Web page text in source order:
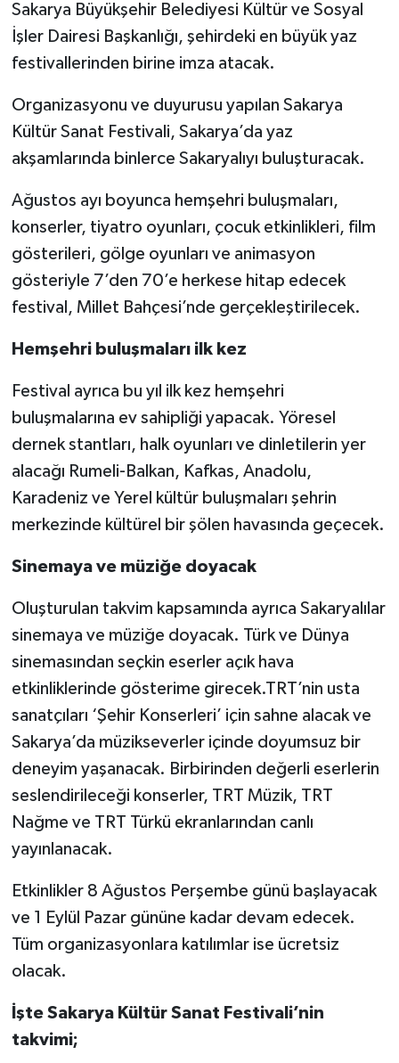
Sakarya Büyükşehir Belediyesi Kültür ve Sosyal
İşler Dairesi Başkanlığı, şehirdeki en büyük yaz
festivallerinden birine imza atacak.
Organizasyonu ve duyurusu yapılan Sakarya
Kültür Sanat Festivali, Sakarya’da yaz
akşamlarında binlerce Sakaryalıyı buluşturacak.
Ağustos ayı boyunca hemşehri buluşmaları,
konserler, tiyatro oyunları, çocuk etkinlikleri, film
gösterileri, gölge oyunları ve animasyon
gösteriyle 7’den 70’e herkese hitap edecek
festival, Millet Bahçesi’nde gerçekleştirilecek.
Hemşehri buluşmaları ilk kez
Festival ayrıca bu yıl ilk kez hemşehri
buluşmalarına ev sahipliği yapacak. Yöresel
dernek stantları, halk oyunları ve dinletilerin yer
alacağı Rumeli-Balkan, Kafkas, Anadolu,
Karadeniz ve Yerel kültür buluşmaları şehrin
merkezinde kültürel bir şölen havasında geçecek.
Sinemaya ve müziğe doyacak
Oluşturulan takvim kapsamında ayrıca Sakaryalılar
sinemaya ve müziğe doyacak. Türk ve Dünya
sinemasından seçkin eserler açık hava
etkinliklerinde gösterime girecek.TRT’nin usta
sanatçıları ‘Şehir Konserleri’ için sahne alacak ve
Sakarya’da müzikseverler içinde doyumsuz bir
deneyim yaşanacak. Birbirinden değerli eserlerin
seslendirileceği konserler, TRT Müzik, TRT
Nağme ve TRT Türkü ekranlarından canlı
yayınlanacak.
Etkinlikler 8 Ağustos Perşembe günü başlayacak
ve 1 Eylül Pazar gününe kadar devam edecek.
Tüm organizasyonlara katılımlar ise ücretsiz
olacak.
İşte Sakarya Kültür Sanat Festivali’nin
takvimi;